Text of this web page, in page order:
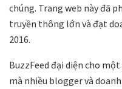
chúng. Trang web này đã
truyền thông lớn và đạt
2016.
BuzzFeed đại diện cho
mà nhiều blogger và